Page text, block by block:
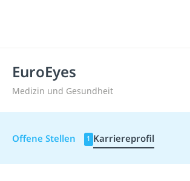
EuroEyes
Medizin und Gesundheit
Offene Stellen 1 Karriereprofil